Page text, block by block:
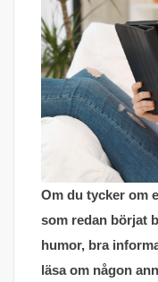
Om du tycker om
som redan börjat
humor, bra
läsa om någon